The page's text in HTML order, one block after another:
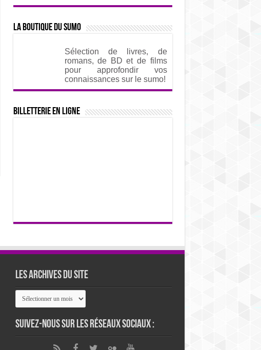
La boutique du sumo
Sélection de livres, de
romans, de BD et de films
pour approfondir vos
connaissances sur le sumo!
Billetterie en ligne
Les archives du site
Les
archives
site
Suivez-nous sur les réseaux sociaux :